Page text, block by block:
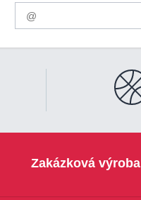
Pro
odběr
našich
novinek
Zakázková výroba